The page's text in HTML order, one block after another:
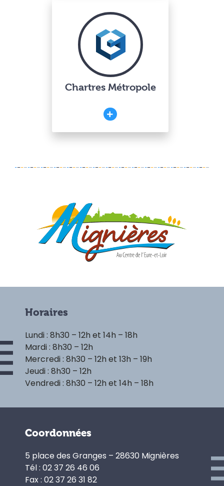
Chartres Métropole
Horaires
Lundi : 8h30 – 12h et 14h – 18h
Mardi : 8h30 – 12h
Mercredi : 8h30 – 12h et 13h – 19h
Jeudi : 8h30 – 12h
Vendredi : 8h30 – 12h et 14h – 18h
Coordonnées
5 place des Granges – 28630 Mignières
Tél : 02 37 26 46 06
Fax : 02 37 26 31 82